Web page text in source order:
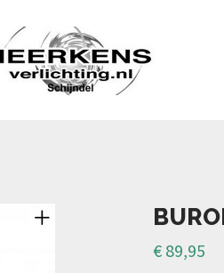
€ 89,95